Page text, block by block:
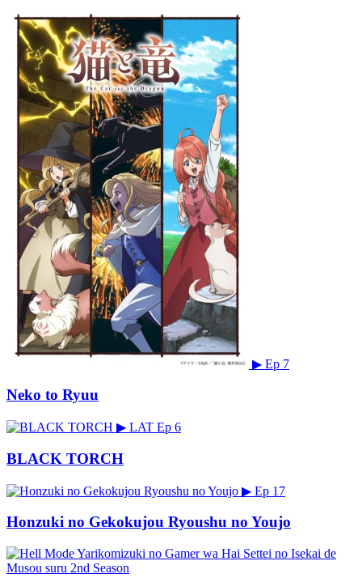
▶ Ep 7
Neko to Ryuu
▶ LAT Ep 6
BLACK TORCH
▶ Ep 17
Honzuki no Gekokujou Ryoushu no Youjo